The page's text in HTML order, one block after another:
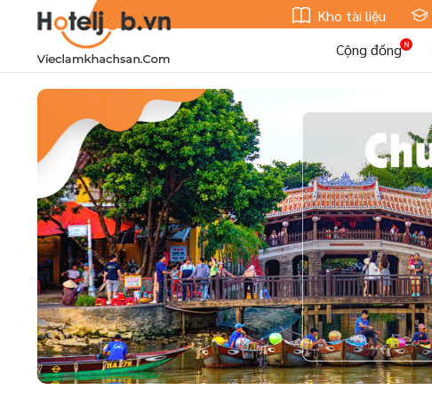
Kho tài liệu
Cộng đồng